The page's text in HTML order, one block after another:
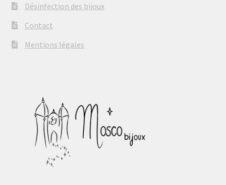
Désinfection des bijoux
Contact
Mentions légales